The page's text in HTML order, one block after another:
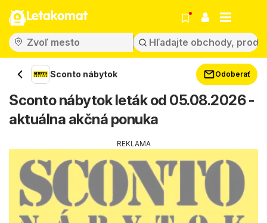
Letakomat
Sconto nábytok Odoberať
Sconto nábytok leták od 05.08.2026 -
aktuálna akčná ponuka
REKLAMA